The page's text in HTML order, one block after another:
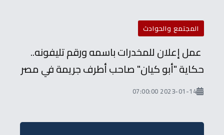
المجتمع والحوادث
عمل إعلان للمخدرات باسمه ورقم تليفونه..
حكاية "أبو كيان" صاحب أطرف جريمة في مصر
2023-01-14 07:00:00